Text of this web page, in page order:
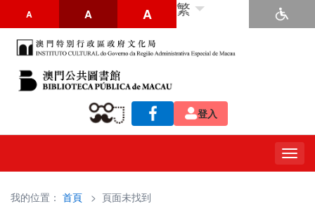
A A A 繁
登入
我的位置： 首頁 > 頁面未找到